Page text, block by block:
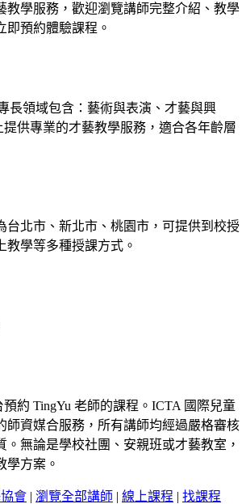
教學服務，歡迎瀏覽講師完整介紹、教學
即預約體驗課程。
長領域包含：藝術與表演、才藝與興
供專業的才藝教學服務，適合各年齡層
台北市、新北市、桃園市，可提供到校授
教學等多種授課方式。
約 TingYu 老師的課程。ICTA 國際兒童
師資媒合服務，所有講師均經過嚴格審核
。無論是學校社團、安親班或才藝教室，
學方案。
會 | 瀏覽全部講師 | 線上課程 | 找課程